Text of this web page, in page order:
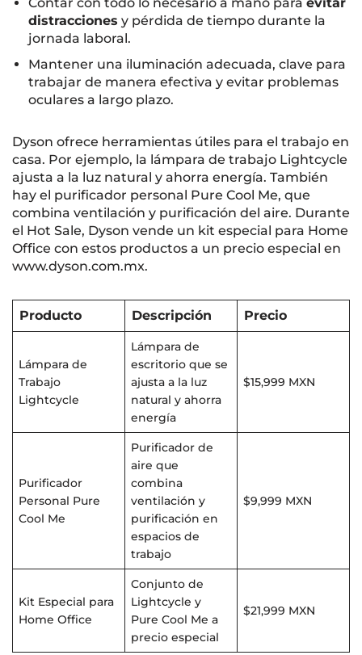
distracciones y pérdida de tiempo durante la
jornada laboral.
Mantener una iluminación adecuada, clave para
trabajar de manera efectiva y evitar problemas
oculares a largo plazo.
Dyson ofrece herramientas útiles para el trabajo en
casa. Por ejemplo, la lámpara de trabajo Lightcycle
ajusta a la luz natural y ahorra energía. También
hay el purificador personal Pure Cool Me, que
combina ventilación y purificación del aire. Durante
el Hot Sale, Dyson vende un kit especial para Home
Office con estos productos a un precio especial en
www.dyson.com.mx.
Producto Descripción Precio
Lámpara de
Trabajo
Lightcycle
Lámpara de
escritorio que se
ajusta a la luz
natural y ahorra
energía
$15,999 MXN
Purificador
Personal Pure
Cool Me
Purificador de
aire que
combina
ventilación y
purificación en
espacios de
trabajo
$9,999 MXN
Kit Especial para
Home Office
Conjunto de
Lightcycle y
Pure Cool Me a
precio especial
$21,999 MXN